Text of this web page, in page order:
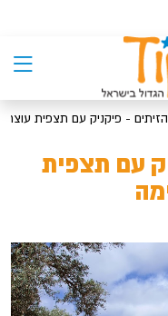
הזיתים - פיקניק עם תצפית
עם תצפית